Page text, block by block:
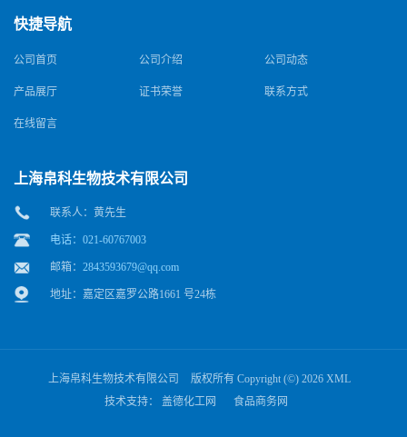
快捷导航
公司首页 公司介绍 公司动态
产品展厅 证书荣誉 联系方式
在线留言
上海帛科生物技术有限公司
联系人：黄先生
电话：021-60767003
邮箱： 2843593679@qq.com
地址：嘉定区嘉罗公路1661 号24栋
上海帛科生物技术有限公司 版权所有 Copyright (©) 2026 XML
技术支持： 盖德化工网 食品商务网